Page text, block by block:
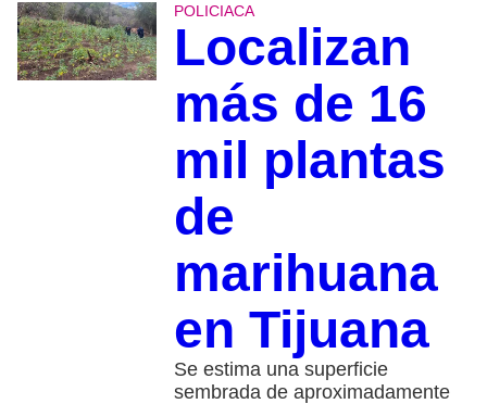
POLICIACA
Localizan
más de 16
mil plantas
de
marihuana
en Tijuana
Se estima una superficie
sembrada de aproximadamente